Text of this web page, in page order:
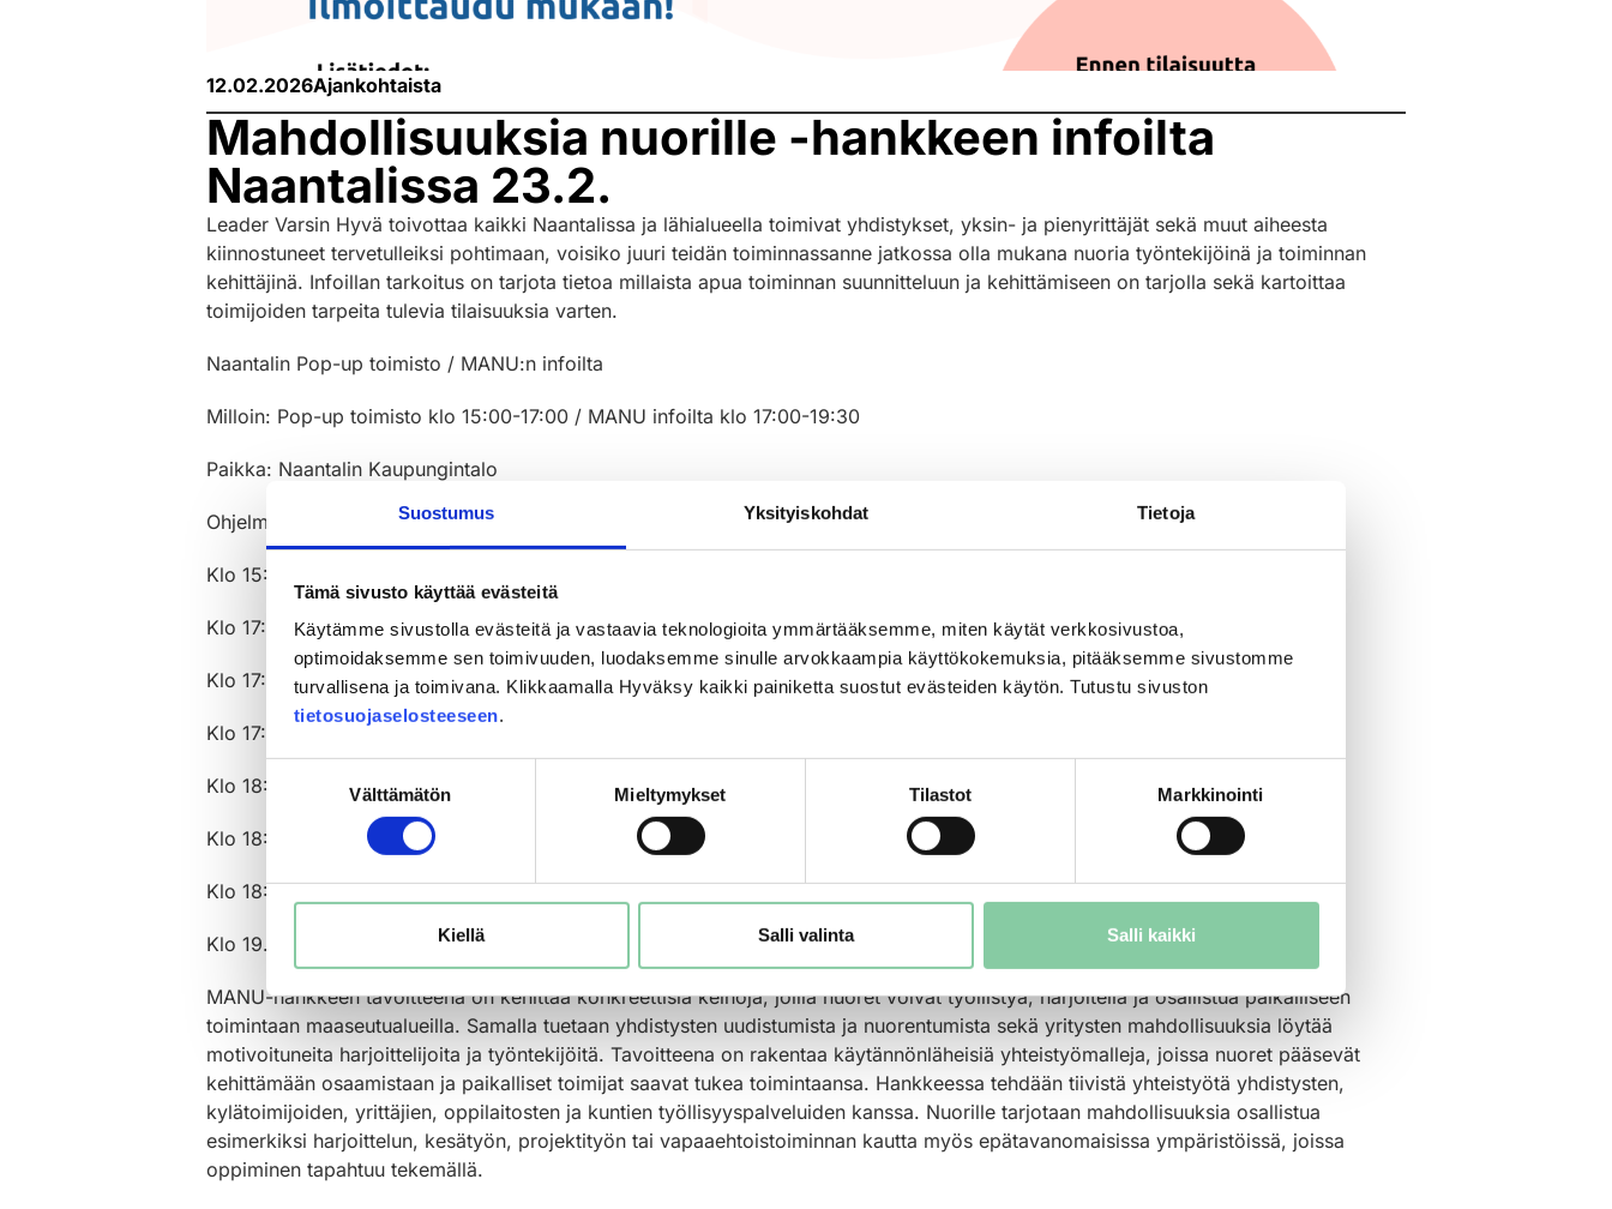
Suostumus Yksityiskohdat Tietoja
Tämä sivusto käyttää evästeitä
Käytämme sivustolla evästeitä ja vastaavia teknologioita ymmärtääksemme, miten käytät verkkosivustoa,
optimoidaksemme sen toimivuuden, luodaksemme sinulle arvokkaampia käyttökokemuksia, pitääksemme sivustomme
turvallisena ja toimivana. Klikkaamalla Hyväksy kaikki painiketta suostut evästeiden käytön. Tutustu sivuston
tietosuojaselosteeseen.
Välttämätön Mieltymykset Tilastot Markkinointi
Kiellä Salli valinta Salli kaikki
12.02.2026Ajankohtaista
Mahdollisuuksia nuorille -hankkeen infoilta
Naantalissa 23.2.
Leader Varsin Hyvä toivottaa kaikki Naantalissa ja lähialueella toimivat yhdistykset, yksin- ja pienyrittäjät sekä muut aiheesta
kiinnostuneet tervetulleiksi pohtimaan, voisiko juuri teidän toiminnassanne jatkossa olla mukana nuoria työntekijöinä ja toiminnan
kehittäjinä. Infoillan tarkoitus on tarjota tietoa millaista apua toiminnan suunnitteluun ja kehittämiseen on tarjolla sekä kartoittaa
toimijoiden tarpeita tulevia tilaisuuksia varten.
Naantalin Pop-up toimisto / MANU:n infoilta
Milloin: Pop-up toimisto klo 15:00-17:00 / MANU infoilta klo 17:00-19:30
Paikka: Naantalin Kaupungintalo
Ohjelma:
Klo 15:00-17:00
Klo 17:00Kahvia ja pientä purtavaa
Klo 17:30 Tervetuloa MANU-hankkeen Infoiltaan
Klo 17:30-18:00
Klo 18:00-18:20Naantalin kaupungin terveiset
Klo 18:20-18:50 SF-Caravan Naantalin Saloranta – Kokemuksia nuorten kanssa toimimisesta
Klo 18:50-19:15Leader-tuet apuna kehittämiseen ja työllistämiseen
Klo 19.15-19:30 Tulevat mahdollisuudet, infot ja retket.
MANU-hankkeen tavoitteena on kehittää konkreettisia keinoja, joilla nuoret voivat työllistyä, harjoitella ja osallistua paikalliseen
toimintaan maaseutualueilla. Samalla tuetaan yhdistysten uudistumista ja nuorentumista sekä yritysten mahdollisuuksia löytää
motivoituneita harjoittelijoita ja työntekijöitä. Tavoitteena on rakentaa käytännönläheisiä yhteistyömalleja, joissa nuoret pääsevät
kehittämään osaamistaan ja paikalliset toimijat saavat tukea toimintaansa. Hankkeessa tehdään tiivistä yhteistyötä yhdistysten,
kylätoimijoiden, yrittäjien, oppilaitosten ja kuntien työllisyyspalveluiden kanssa. Nuorille tarjotaan mahdollisuuksia osallistua
esimerkiksi harjoittelun, kesätyön, projektityön tai vapaaehtoistoiminnan kautta myös epätavanomaisissa ympäristöissä, joissa
oppiminen tapahtuu tekemällä.